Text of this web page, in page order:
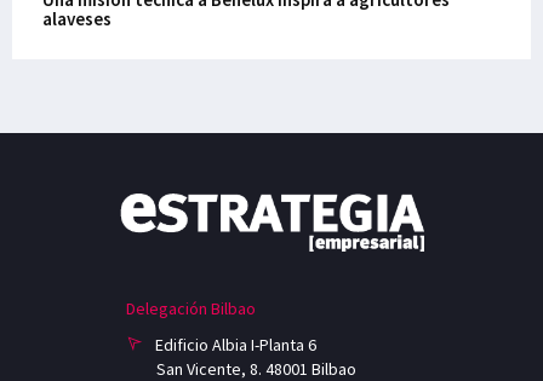
alaveses
Delegación Bilbao
Edificio Albia I-Planta 6
San Vicente, 8. 48001 Bilbao